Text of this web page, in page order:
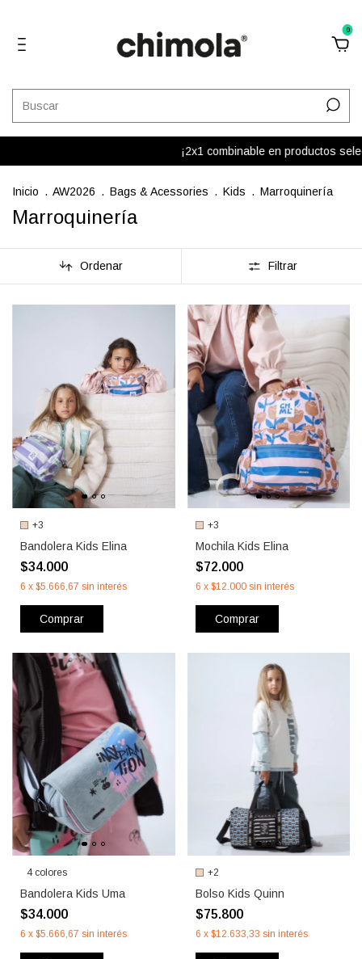
0
¡2x1 combinable en productos
Inicio . AW2026 . Bags & Acessories . Kids . Marroquinería
Marroquinería
Ordenar Filtrar
+3
Bandolera Kids Elina
$34.000
6 x $5.666,67 sin interés
Comprar
+3
Mochila Kids Elina
$72.000
6 x $12.000 sin interés
Comprar
4 colores
Bandolera Kids Uma
$34.000
6 x $5.666,67 sin interés
+2
Bolso Kids Quinn
$75.800
6 x $12.633,33 sin interés